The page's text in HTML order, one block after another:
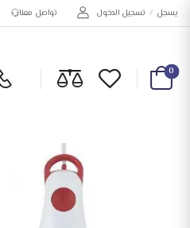
تواصل معنا تسجيل الدخول / يسجل
0